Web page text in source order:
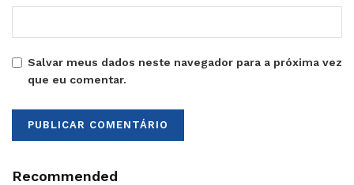
Salvar meus dados neste navegador para a próxima vez
que eu comentar.
Recommended